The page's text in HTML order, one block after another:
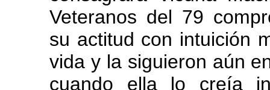
Veteranos del 79
su actitud con intuición
vida y la siguieron aún
cuando ella lo creía